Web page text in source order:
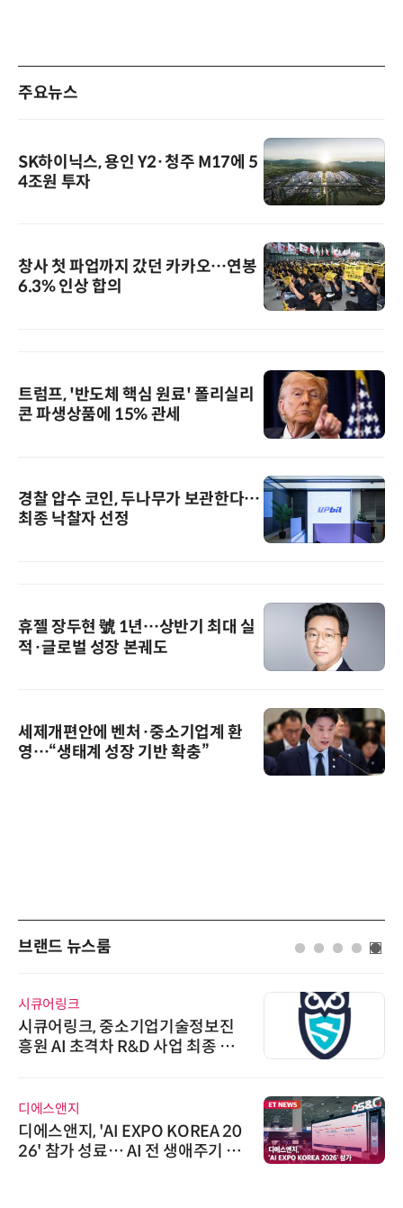
주요뉴스
SK하이닉스, 용인 Y2·청주 M17에 5
4조원 투자
창사 첫 파업까지 갔던 카카오…연봉
6.3% 인상 합의
트럼프, '반도체 핵심 원료' 폴리실리
콘 파생상품에 15% 관세
경찰 압수 코인, 두나무가 보관한다…
최종 낙찰자 선정
휴젤 장두현 號 1년…상반기 최대 실
적·글로벌 성장 본궤도
세제개편안에 벤처·중소기업계 환
영…“생태계 성장 기반 확충”
브랜드 뉴스룸
기술정보진
업 최종 선
KOREA 20
생애주기 아
씨앤에프시스템
씨앤에프시스템, 오웬
공 ERP·DX 사업 협력
AIPD
“특허분석도 AI와 함
'AX' 시대 본격화, 지